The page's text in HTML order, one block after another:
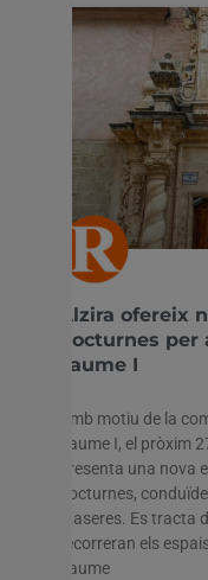
Alzira ofereix
nocturnes
Jaume I
Amb motiu de la
Jaume I, el pròxim
presenta una nova
nocturnes,
Maseres. Es tracta
recorreran els
Jaume